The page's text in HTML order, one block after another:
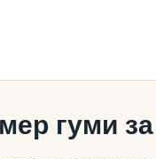
гуми